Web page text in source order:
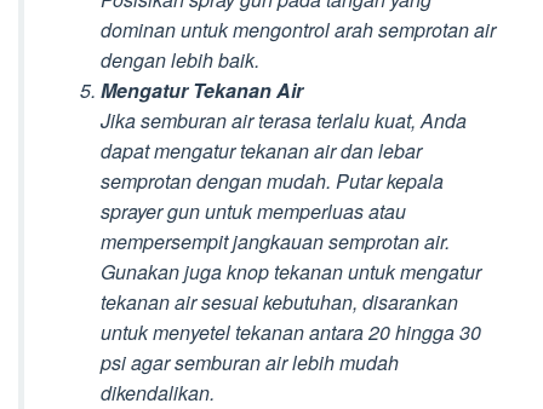
dominan untuk mengontrol arah semprotan air
dengan lebih baik.
Mengatur Tekanan Air
Jika semburan air terasa terlalu kuat, Anda
dapat mengatur tekanan air dan lebar
semprotan dengan mudah. Putar kepala
sprayer gun untuk memperluas atau
mempersempit jangkauan semprotan air.
Gunakan juga knop tekanan untuk mengatur
tekanan air sesuai kebutuhan, disarankan
untuk menyetel tekanan antara 20 hingga 30
psi agar semburan air lebih mudah
dikendalikan.